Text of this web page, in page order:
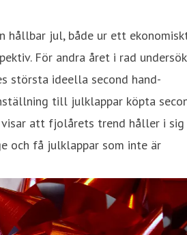
hållbar jul, både ur ett
För andra året i rad
största ideella second hand-
till julklappar köpta
visar att fjolårets trend håller i
och få julklappar som inte är